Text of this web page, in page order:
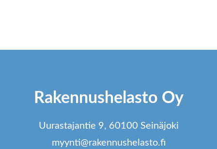
Rakennushelasto Oy
Uurastajantie 9, 60100 Seinäjoki
myynti@rakennushelasto.fi